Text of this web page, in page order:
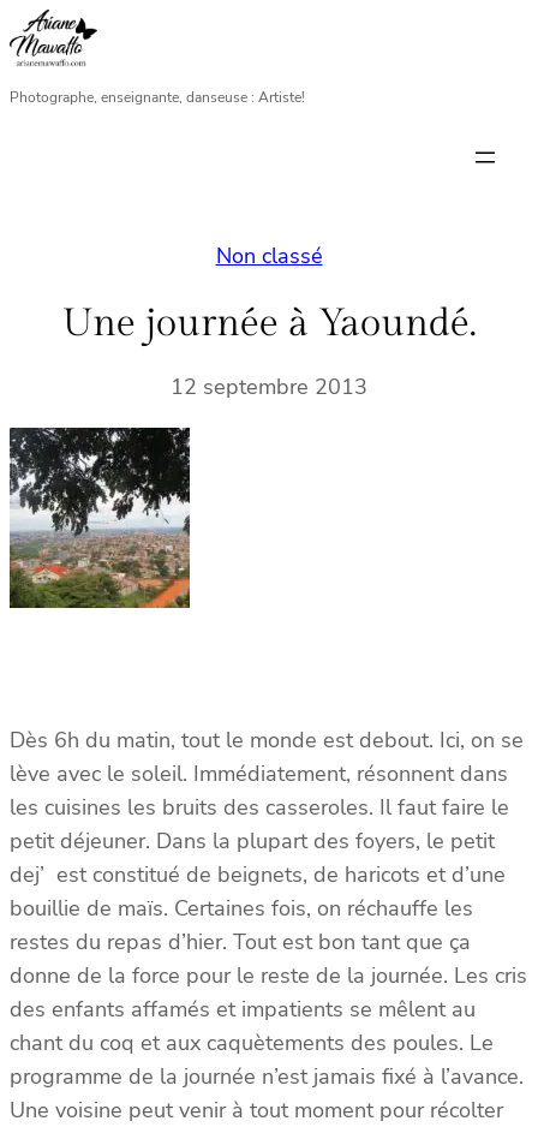
Aller
au
contenu
Photographe, enseignante, danseuse : Artiste!
Non classé
Une journée à Yaoundé.
12 septembre 2013
Dès 6h du matin, tout le monde est debout. Ici, on se
lève avec le soleil. Immédiatement, résonnent dans
les cuisines les bruits des casseroles. Il faut faire le
petit déjeuner. Dans la plupart des foyers, le petit
dej’ est constitué de beignets, de haricots et d’une
bouillie de maïs. Certaines fois, on réchauffe les
restes du repas d’hier. Tout est bon tant que ça
donne de la force pour le reste de la journée. Les cris
des enfants affamés et impatients se mêlent au
chant du coq et aux caquètements des poules. Le
programme de la journée n’est jamais fixé à l’avance.
Une voisine peut venir à tout moment pour récolter